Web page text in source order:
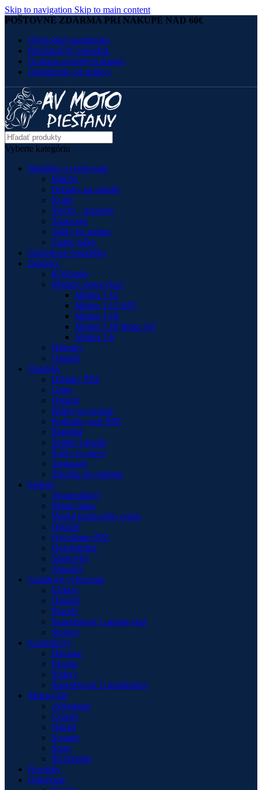
Skip to navigation Skip to main content
POŠTOVNÉ ZDARMA PRI NÁKUPE NAD 60€
Obchodné podmienky
Reklamačný poriadok
Ochrana osobných údajov
Odstúpenie od zmluvy
Vyberte kategóriu
Batožina a cestovanie
Batohy
Držiaky na mobily
Kufre
Sieťky , popruhy
Tankvaky
Tašky na stehno
Zadné tašky
Darčekové poukážky
Darčeky
Kľúčenky
Modely motocykov
Maisto 1:12
Maisto 1:12 KIT
Maisto 1:18
Maisto 1:18 Moto GP
Maisto 1:6
Nálepky
Ostatné
Doplnky
Držiaky ŠPZ
Gripy
Ostatné
Pásiky na kolesá
Podložky pod ŠPZ
Riadidlá
Spätné zrkadlá
Šróby na plexi
Tankpady
Závažia do riaditok
Elektro
Akumulátory
Merač tlaku
Modul brzdového svetla
Ostatné
Osvetlenie ŠPZ
Quickshifter
Smerovky
Zásuvky
Garážové vybavenie
Elektro
Ostatné
Plachty
Starostlivosť o motocykel
Stojany
Kombinézy
Dámske
Pánske
Slidery
Starostlivosť o kombinézy
Motocykle
Adventure
Cruiser
Naked
Scooter
Sport
Štvorkolky
Novinky
Oblečenie